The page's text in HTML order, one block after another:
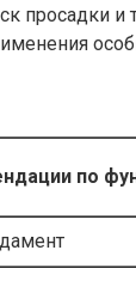
просадки и
по